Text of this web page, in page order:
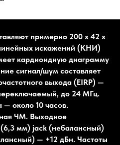
примерно 200 x 42 x
искажений (КНИ)
кардиоидную диаграмму
сигнал/шум составляет
выхода (EIRP) —
до 24 МГц.
— около 10 часов.
ЧМ. Выходное
мм) jack (небалансный)
— +12 дБн. Частоты